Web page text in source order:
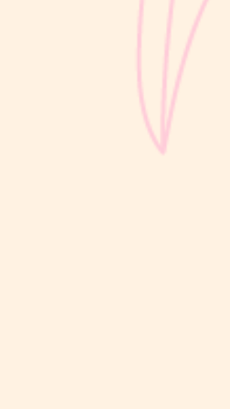
metode kontrasepsi hormonal yang
3 bulan untuk membantu